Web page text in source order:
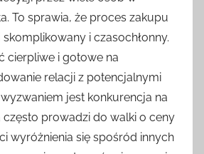
To sprawia, że proces zakupu
i czasochłonny.
cierpliwe i gotowe na
relacji z potencjalnymi
jest konkurencja na
często prowadzi do walki o ceny
wyróżnienia się spośród innych